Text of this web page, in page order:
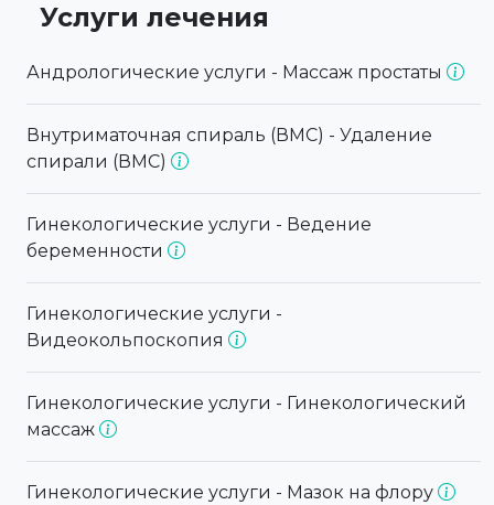
Услуги лечения
Андрологические услуги - Массаж простаты
Внутриматочная спираль (ВМС) - Удаление
спирали (ВМС)
Гинекологические услуги - Ведение
беременности
Гинекологические услуги -
Видеокольпоскопия
Гинекологические услуги - Гинекологический
массаж
Гинекологические услуги - Мазок на флору